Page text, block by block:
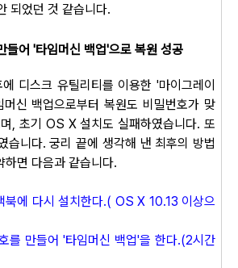
되었던 것 같습니다.
들어 '타임머신 백업'으로 복원 성공
디스크 유틸리티를 이용한 '마이그레이
신 백업으로부터 복원도 비밀번호가 맞
, 초기 OS X설치도 실패하였습니다.또
습니다. 궁리 끝에 생각해 낸 최후의 방법
면 다음과 같습니다.
에 다시 설치한다.( OS X 10.13 이상으
를 만들어 '타임머신 백업'을 한다.(2시간